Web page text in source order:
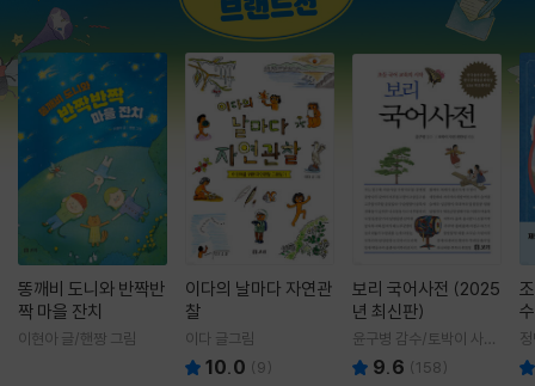
똥깨비 도니와 반짝반
짝 마을 잔치
이현아 글/핸짱 그림
이다의 날마다 자연관
찰
이다 글그림
10.0 (9)
보리 국어사전 (2025
년 최신판)
윤구병 감수/토박이 사전
편찬실 편
9.6 (158)